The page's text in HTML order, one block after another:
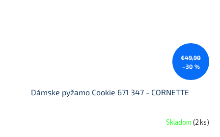
€49,90
–30 %
Dámske pyžamo Cookie 671 347 - CORNETTE
Skladom(2 ks)